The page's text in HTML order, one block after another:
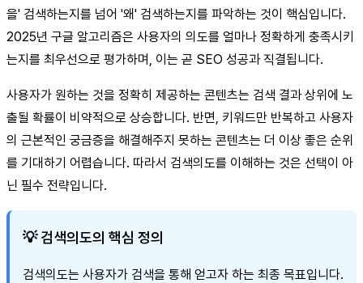
을' 검색하는지를 넘어 '왜' 검색하는지를 파악하는 것이 핵심입니다.
2025년 구글 알고리즘은 사용자의 의도를 얼마나 정확하게 충족시키
는지를 최우선으로 평가하며, 이는 곧 SEO 성공과 직결됩니다.
사용자가 원하는 것을 정확히 제공하는 콘텐츠는 검색 결과 상위에 노
출될 확률이 비약적으로 상승합니다. 반면, 키워드만 반복하고 사용자
의 근본적인 궁금증을 해결해주지 못하는 콘텐츠는 더 이상 좋은 순위
를 기대하기 어렵습니다. 따라서 검색의도를 이해하는 것은 선택이 아
닌 필수 전략입니다.
💡 검색의도의 핵심 정의
검색의도는 사용자가 검색을 통해 얻고자 하는 최종 목표입니다.